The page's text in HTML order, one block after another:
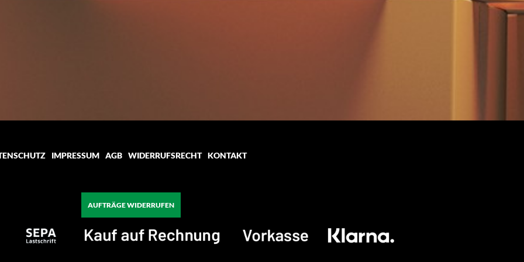
IMPRESSUM AGB WIDERRUFSRECHT KONTAKT
AUFTRÄGE WIDERRUFEN